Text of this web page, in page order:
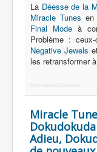
La Déesse de la
Miracle Tunes en
Final Mode à
Problème :
Negative Jewels
les retransformer
More Joomla Extensions
Miracle
Adieu,